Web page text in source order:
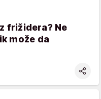
frižidera? Ne
može da